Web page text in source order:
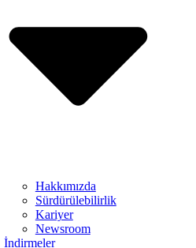
Hakkımızda
Sürdürülebilirlik
Kariyer
Newsroom
İndirmeler